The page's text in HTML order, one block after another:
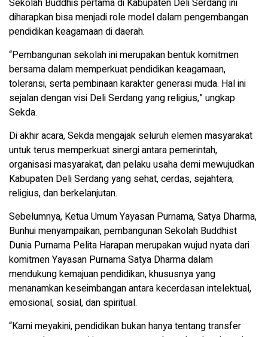
diharapkan bisa menjadi role model dalam pengembangan
pendidikan keagamaan di daerah.
“Pembangunan sekolah ini merupakan bentuk komitmen
bersama dalam memperkuat pendidikan keagamaan,
toleransi, serta pembinaan karakter generasi muda. Hal ini
sejalan dengan visi Deli Serdang yang religius,” ungkap
Sekda.
Di akhir acara, Sekda mengajak seluruh elemen masyarakat
untuk terus memperkuat sinergi antara pemerintah,
organisasi masyarakat, dan pelaku usaha demi mewujudkan
Kabupaten Deli Serdang yang sehat, cerdas, sejahtera,
religius, dan berkelanjutan.
Sebelumnya, Ketua Umum Yayasan Purnama, Satya Dharma,
Bunhui menyampaikan, pembangunan Sekolah Buddhist
Dunia Purnama Pelita Harapan merupakan wujud nyata dari
komitmen Yayasan Purnama Satya Dharma dalam
mendukung kemajuan pendidikan, khususnya yang
menanamkan keseimbangan antara kecerdasan intelektual,
emosional, sosial, dan spiritual.
“Kami meyakini, pendidikan bukan hanya tentang transfer